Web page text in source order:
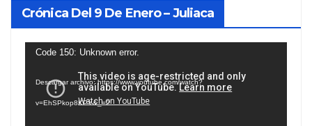
Crónica Del 9 De Enero – Juliaca
Reproductor
vídeo
Code 150: Unknown error.
Descargar archivo: https://www.youtube.com/watch?
v=EhSPkop8KPY&_=2